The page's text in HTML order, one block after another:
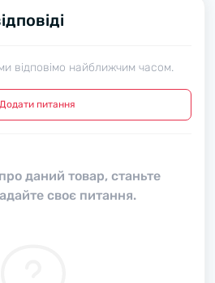
відповімо найближчим часом.
питання
даний товар, станьте
своє питання.